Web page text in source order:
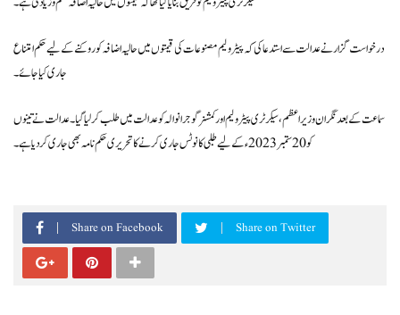
درخواست گزار نے عدالت سے استدعا کی کہ پیٹرولیم مصنوعات کی قیمتوں میں حالیہ اضافہ کو روکنے کے لیے حکم امتناع
جاری کیا جائے۔
سماعت کے بعد نگران وزیراعظم، سیکرٹری پیٹرولیم اور کمشنر گوجرانوالہ کو عدالت میں طلب کر لیا گیا۔ عدالت نے تینوں
کو 20 ستمبر 2023 ء کے لیے طلبی کا نوٹس جاری کرنے کا تحریری حکم نامہ بھی جاری کردیا ہے ۔
Share on Facebook Share on Twitter